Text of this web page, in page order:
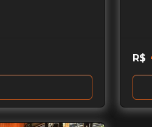
R$